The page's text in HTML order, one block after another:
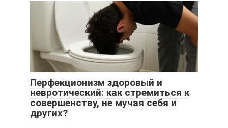
Перфекционизм здоровый и
невротический: как стремиться к
совершенству, не мучая себя и
других?